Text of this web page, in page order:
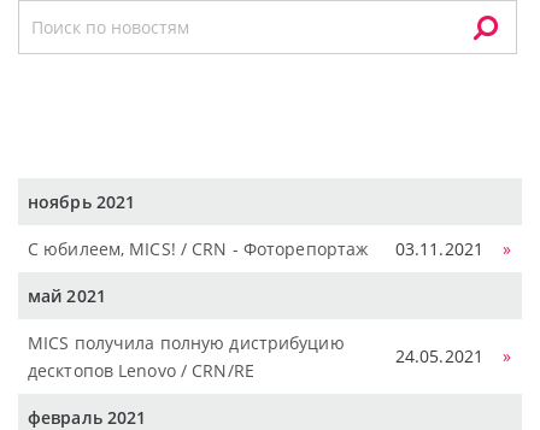
ноябрь 2021
С юбилеем, MICS! / CRN - Фоторепортаж 03.11.2021 »
май 2021
MICS получила полную дистрибуцию
десктопов Lenovo / CRN/RE
24.05.2021 »
февраль 2021